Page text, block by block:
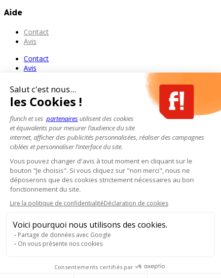
Aide
Contact
Avis
Contact
Avis
Pour votre santé, mangez au moins cinq fruits et légumes par jour.
Salut c'est nous...
les Cookies !
flunch et ses partenairesutilisent des cookies
et équivalents pour mesurer l’audience du site
internet, afficher des publicités personnalisées, réaliser des campagnes
ciblées et personnaliser l’interface du site.
Vous pouvez changer d'avis à tout moment en cliquant sur le
bouton "Je choisis". Si vous cliquez sur "non merci", nous ne
déposerons que des cookies strictement nécessaires au bon
fonctionnement du site.
Lire la politique de confidentialitéDéclaration de cookies
Voici pourquoi nous utilisons des cookies.
Partage de données avec Google
On vous présente nos cookies
Consentements certifiés par